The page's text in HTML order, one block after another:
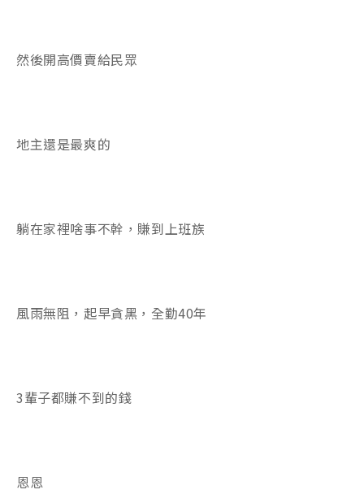
然後開高價賣給民眾
地主還是最爽的
躺在家裡啥事不幹，賺到上班族
風雨無阻，起早貪黑，全勤40年
3輩子都賺不到的錢
恩恩